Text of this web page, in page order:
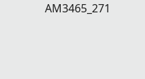
AM3465_271